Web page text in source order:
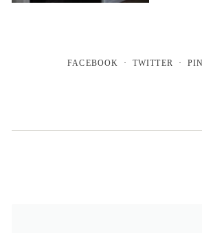
FACEBOOK TWITTER